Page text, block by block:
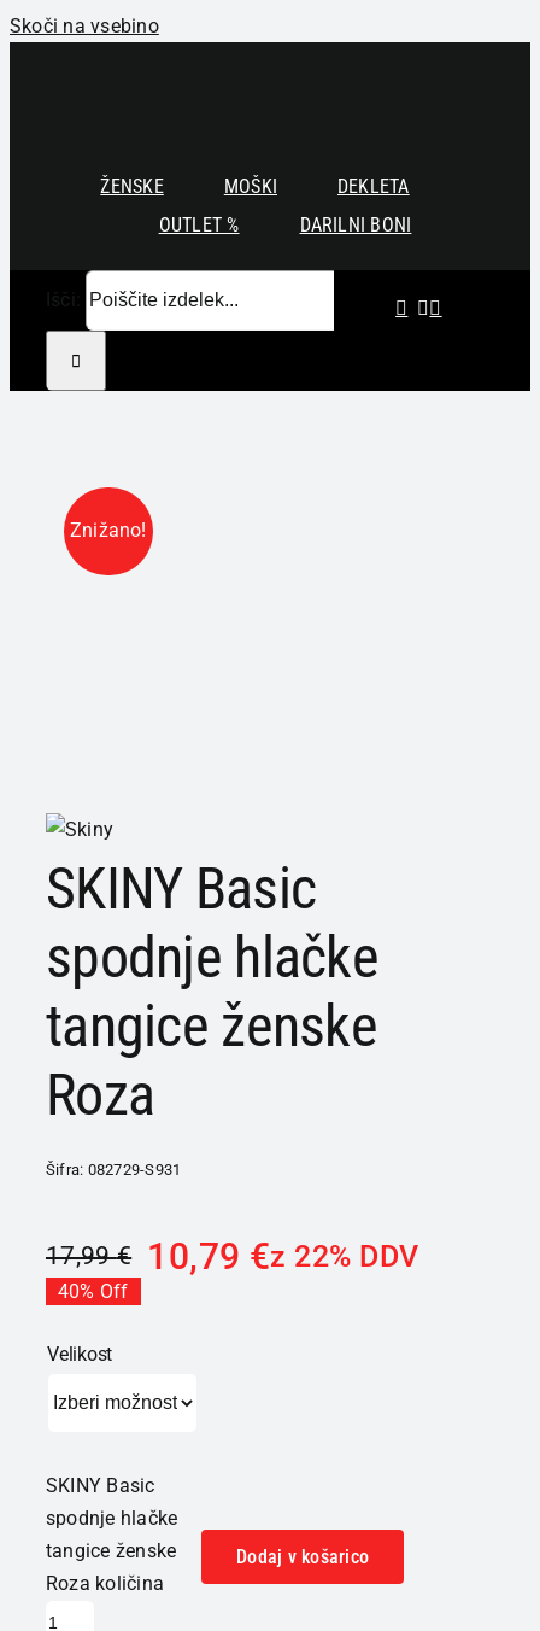
Skoči na vsebino
ŽENSKE MOŠKI
DEKLETA
OUTLET %
DARILNI BONI
Išči:
Znižano!
SKINY Basic
spodnje hlačke
tangice ženske
Roza
Šifra: 082729-S931
17,99€ 10,79 €z 22% DDV
40% Off
Velikost
SKINY Basic
spodnje hlačke
tangice ženske
Roza količina
Dodaj v košarico